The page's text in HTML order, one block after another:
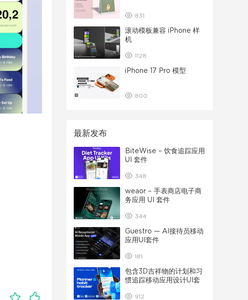
831
滚动模板兼容 iPhone 样
机
1128
iPhone 17 Pro 模型
800
最新发布
BiteWise – 饮食追踪应用
UI 套件
348
weaor – 手表商店电子商
务应用 UI 套件
344
Guestro — AI接待员移动
应用UI套件
181
包含3D吉祥物的计划和习
惯追踪移动应用设计UI套
912